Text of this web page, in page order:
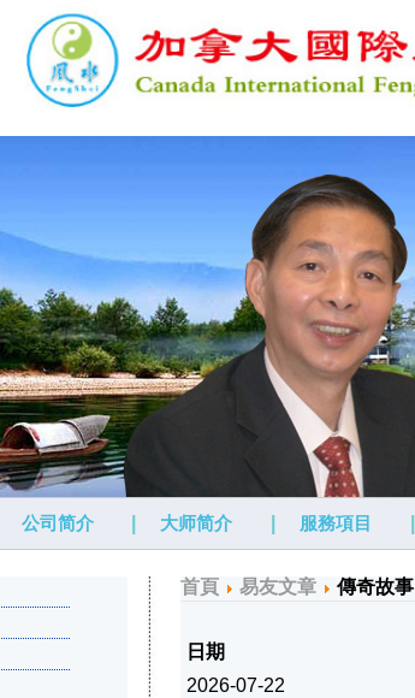
公司简介 大师简介 服務項目
首頁 易友文章 傳奇故事
日期
2026-07-22